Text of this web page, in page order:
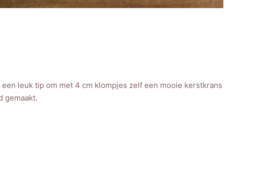
leuk tip om met 4 cm klompjes zelf een mooie kerstkrans
gemaakt.